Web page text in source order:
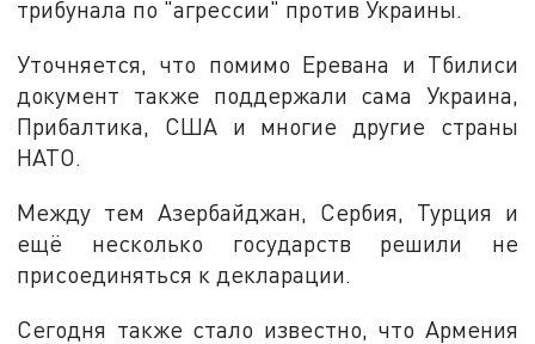
трибунала по "агрессии" против Украины.
Уточняется, что помимо Еревана и Тбилиси
документ также поддержали сама Украина,
Прибалтика, США и многие другие страны
НАТО.
Между тем Азербайджан, Сербия, Турция и
ещё несколько государств решили не
присоединяться к декларации.
Сегодня также стало известно, что Армения